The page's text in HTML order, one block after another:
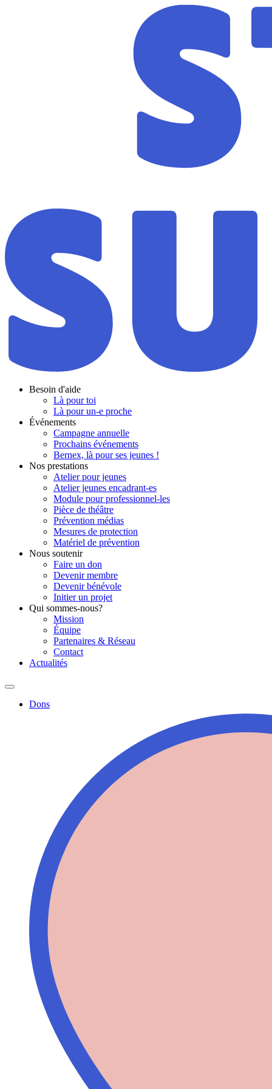
Besoin d'aide
Là pour toi
Là pour un-e proche
Événements
Campagne annuelle
Prochains événements
Bernex, là pour ses jeunes !
Nos prestations
Atelier pour jeunes
Atelier jeunes encadrant-es
Module pour professionnel-les
Pièce de théâtre
Prévention médias
Mesures de protection
Matériel de prévention
Nous soutenir
Faire un don
Devenir membre
Devenir bénévole
Initier un projet
Qui sommes-nous?
Mission
Équipe
Partenaires & Réseau
Contact
Actualités
Dons